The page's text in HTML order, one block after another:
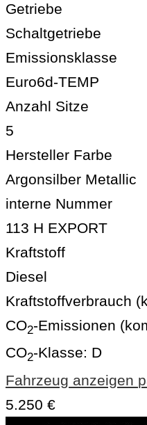
Getriebe
Schaltgetriebe
Emissionsklasse
Euro6d-TEMP
Anzahl Sitze
5
Hersteller Farbe
Argonsilber Metallic
interne Nummer
113 H EXPORT
Kraftstoff
Diesel
Kraftstoffverbrauch
CO2-Emissionen
CO2-Klasse: D
Fahrzeug anzeigen
5.250 €